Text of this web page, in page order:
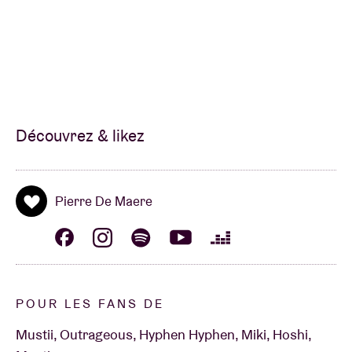
Découvrez & likez
Pierre De Maere
POUR LES FANS DE
Mustii, Outrageous, Hyphen Hyphen, Miki, Hoshi,